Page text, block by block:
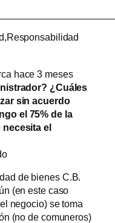
hace 3 meses
¿Cuáles
sin acuerdo
el 75% de la
necesita el
de bienes C.B.
(en este caso
negocio) se toma
(no de comuneros)